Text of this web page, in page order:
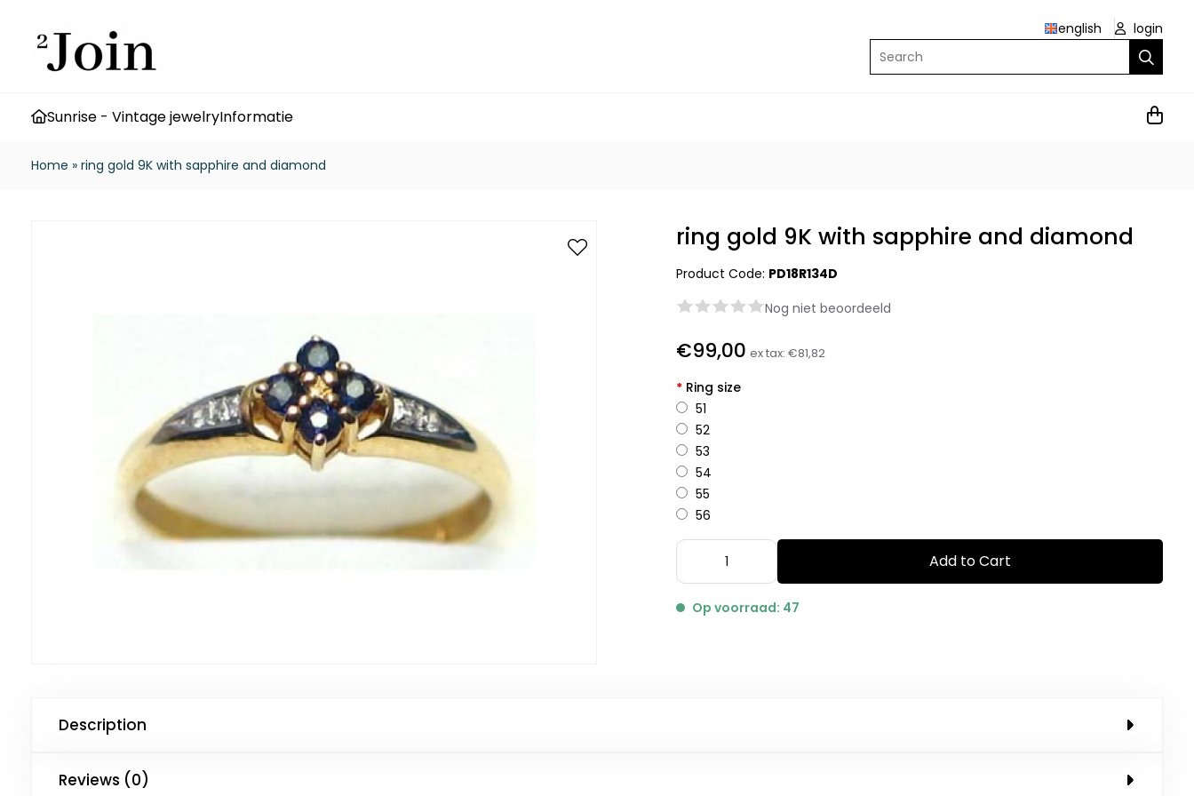
english
login
Search
Sunrise - Vintage jewelryInformatie
Home » ring gold 9K with sapphire and diamond
ring gold 9K with sapphire and diamond
Product Code: PD18R134D
Nog niet beoordeeld
€99,00 ex tax:€81,82
* Ring size
51
52
53
54
55
56
Add to Cart
Op voorraad: 47
Description
Reviews (0)